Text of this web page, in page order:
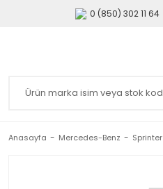
0 (850) 302 11 64
Anasayfa Mercedes-Benz Sprinter